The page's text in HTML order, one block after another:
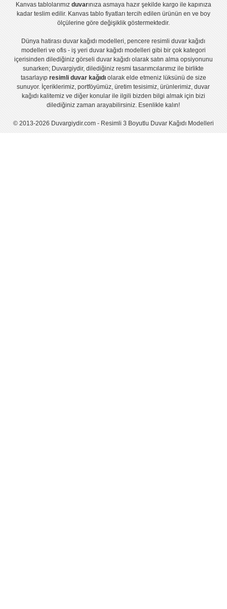
Kanvas tablolarımız duvarınıza asmaya hazır şekilde kargo ile kapınıza
kadar teslim edilir. Kanvas tablo fiyatlarıtercih edilen ürünün en ve boy
ölçülerine göre değişiklik göstermektedir.
Dünya hatirası duvar kağıdı modelleri,pencere resimli duvar kağıdı
modelleri ve ofis - iş yeri duvar kağıdı modelleri gibi bir çok kategori
içerisinden dilediğiniz görseli duvar kağıdı olarak satın alma opsiyonunu
sunarken; Duvargiydir, dilediğiniz resmi tasarımcılarımız ile birlikte
tasarlayıp resimli duvar kağıdıolarak elde etmeniz lüksünü de size
sunuyor. İçeriklerimiz, portföyümüz, üretim tesisimiz, ürünlerimiz, duvar
kağıdı kalitemiz ve diğer konular ile ilgili bizden bilgi almak için bizi
dilediğiniz zaman arayabilirsiniz. Esenlikle kalın!
© 2013-2026 Duvargiydir.com - Resimli 3 Boyutlu Duvar Kağıdı Modelleri